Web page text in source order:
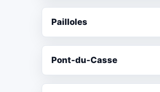
Pailloles
Pont-du-Casse